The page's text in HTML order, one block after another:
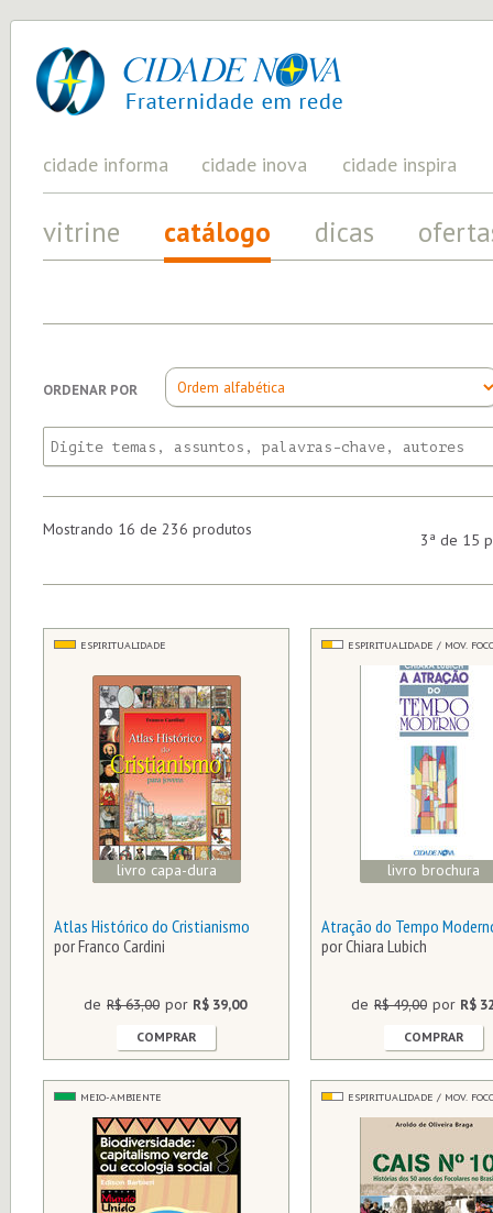
cidade
nova
UM
PROJETO
PELA
FRATERNIDADE
cidade informa cidade inova cidade inspira
vitrine catálogo dicas
ORDENAR POR
Mostrando 16 de 236 produtos
3ª de 15
ESPIRITUALIDADE
livro capa-dura
Atlas Histórico do Cristianismo
por Franco Cardini
de R$ 63,00 por R$ 39,00
COMPRAR
ESPIRITUALIDADE / MOV.
livro brochura
Atração do Tempo
por Chiara Lubich
de R$ 49,00 por R$
COMPRAR
MEIO-AMBIENTE ESPIRITUALIDADE / MOV.